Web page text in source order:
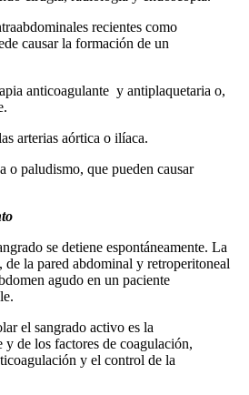
recientes como
causar la formación de un
anticoagulante y antiplaquetaria o,
arterias aórtica o ilíaca.
o paludismo, que pueden causar
se detiene espontáneamente. La
la pared abdominal y retroperitoneal
agudo en un paciente
el sangrado activo es la
y de los factores de coagulación,
y el control de la